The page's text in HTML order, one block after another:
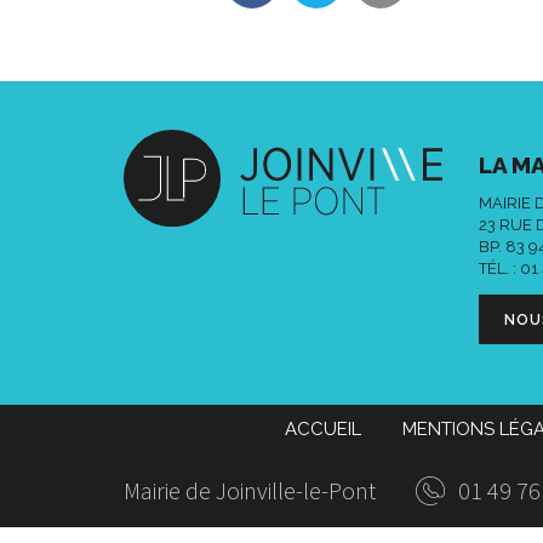
LA
MAIRIE
23 RUE
BP. 83
TÉL. : 01
ACCUEIL MENTIONS
Mairie de Joinville-le-Pont 01 49